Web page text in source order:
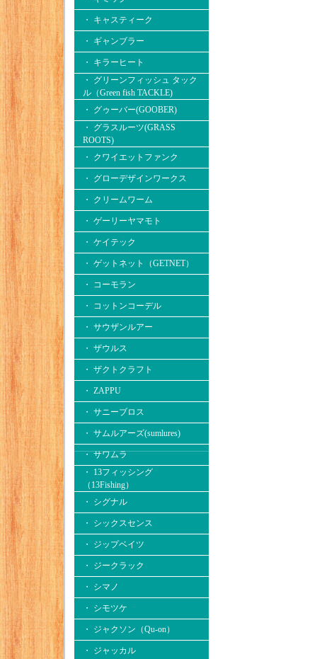
・ キャスティーク
・ ギャンブラー
・ キラーヒート
・ グリーンフィッシュ タック
ル（Green fish TACKLE)
・ グゥーバー(GOOBER)
・ グラスルーツ(GRASS
ROOTS)
・ クワイエットファンク
・ グローデザインワークス
・ クリームワーム
・ ゲーリーヤマモト
・ ケイテック
・ ゲットネット（GETNET）
・ コーモラン
・ コットンコーデル
・ サウザンルアー
・ ザウルス
・ ザクトクラフト
・ ZAPPU
・ サニーブロス
・ サムルアーズ(sumlures)
・ サワムラ
・ 13フィッシング
（13Fishing）
・ シグナル
・ シックスセンス
・ ジップベイツ
・ ジークラック
・ シマノ
・ シモツケ
・ ジャクソン（Qu-on）
・ ジャッカル